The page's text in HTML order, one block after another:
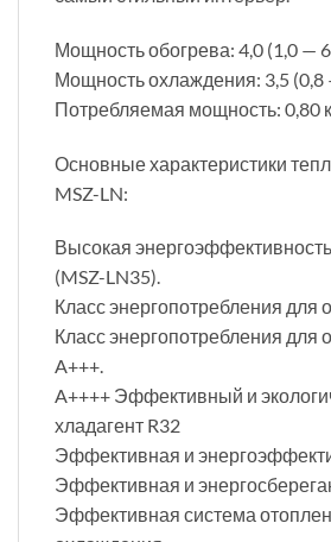
Мощность обогрева: 4,0 (1,0 —
Мощность охлаждения: 3,5 (0,8
Потребляемая мощность: 0,80
Основные характеристики
MSZ-LN:
Высокая
(MSZ-LN35).
Класс энергопотребления для
Класс энергопотребления для
A+++.
A++++ Эффективный и
хладагент R32
Эффективная и
Эффективная и
Эффективная система